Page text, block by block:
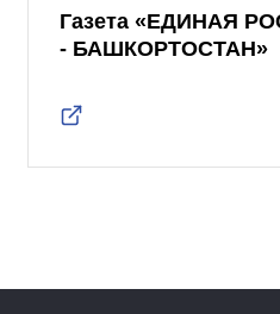
Газета «ЕДИНАЯ
- БАШКОРТОСТАН»